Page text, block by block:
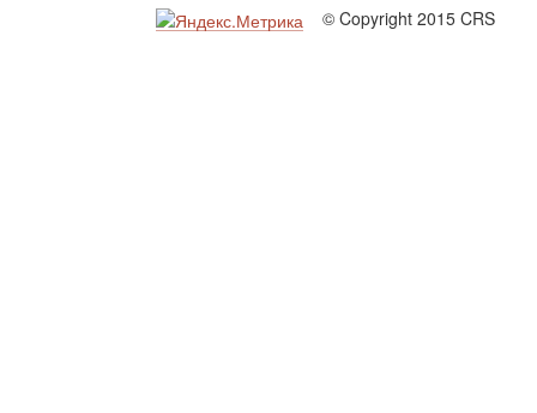
© Copyright 2015 CRS